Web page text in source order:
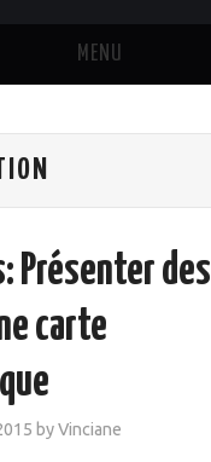
MENU
Présenter des
carte
byVinciane